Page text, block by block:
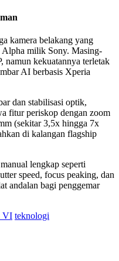
kamera belakang yang
Alpha milik Sony. Masing-
namun kekuatannya terletak
AI berbasis Xperia
dan stabilisasi optik,
fitur periskop dengan zoom
(sekitar 3,5x hingga 7x
di kalangan flagship
lengkap seperti
speed, focus peaking, dan
andalan bagi penggemar
VI teknologi